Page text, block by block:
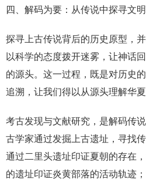
四、解码为要：从传说中探寻文
探寻上古传说背后的历史原型，
以科学的态度拨开迷雾，让神话
的源头。这一过程，既是对历史
追溯，让我们得以从源头理解华
考古发现与文献研究，是解码传
古学家通过发掘上古遗址，寻找
通过二里头遗址印证夏朝的存在
的遗址印证炎黄部落的活动轨迹